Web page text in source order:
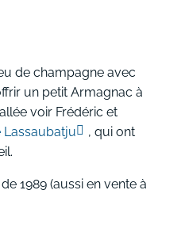
de champagne avec
un petit Armagnac à
voir Frédéric et
Lassaubatju
, qui ont
1989 (aussi en vente à